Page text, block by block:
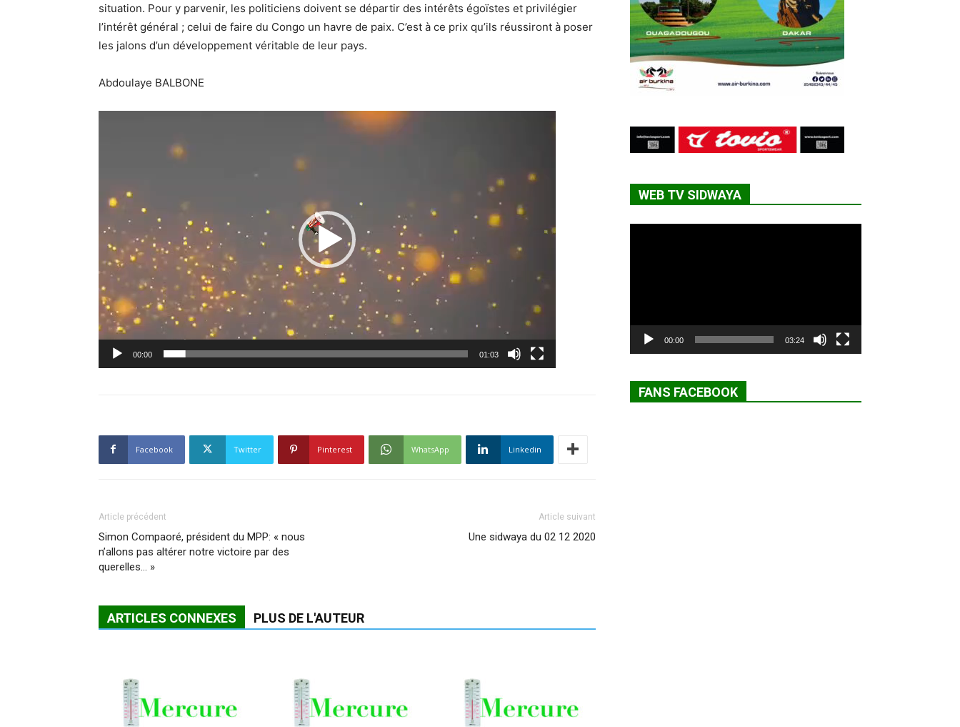
situation. Pour y parvenir, les politiciens doivent se départir des intérêts égoïstes et privilégier
l’intérêt général ; celui de faire du Congo un havre de paix. C’est à ce prix qu’ils réussiront à poser
les jalons d’un développement véritable de leur pays.
Abdoulaye BALBONE
Lecteur
00:00 01:03
Facebook Twitter Pinterest WhatsApp Linkedin
Article précédent
Simon Compaoré, président du MPP: « nous
n’allons pas altérer notre victoire par des
querelles… »
Article suivant
Une sidwaya du 02 12 2020
ARTICLES CONNEXES PLUS DE L'AUTEUR
WEB TV SIDWAYA
00:00 03:24
FANS FACEBOOK